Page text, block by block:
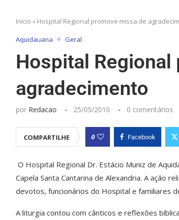
Início » Hospital Regional promove missa de
Aquidauana Geral
Hospital
agradecimento
por Redacao 25/05/2010 0 comentários
COMPARTILHE 0 Facebook
O Hospital Regional Dr. Estácio Muniz de
Capela Santa Cantarina de Alexandria. A ação
devotos, funcionários do Hospital e familiares
A liturgia contou com cânticos e reflexões